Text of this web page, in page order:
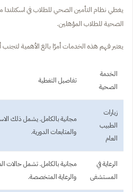
يغطي نظام التأمين الصحي للطلاب في
الصحية للطلاب المؤهلين.
يعتبر فهم هذه الخدمات أمرًا بالغ الأهمية
الخدمة
الصحية
تفاصيل التغطية
زيارات
الطبيب
العام
مجانية بالكامل. يشمل ذلك
والمتابعات الدورية.
الرعاية في
المستشفى
مجانية بالكامل. تشمل حالات
والرعاية المتخصصة.